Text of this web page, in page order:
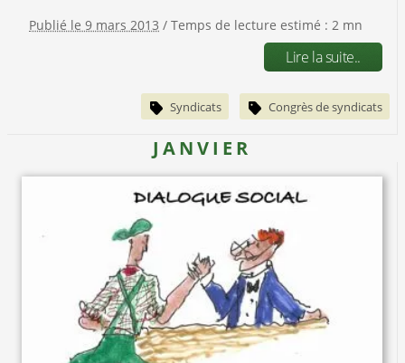
Publié le 9 mars 2013 / Temps de lecture estimé : 2 mn
Lire la suite..
Syndicats Congrès de syndicats
JANVIER